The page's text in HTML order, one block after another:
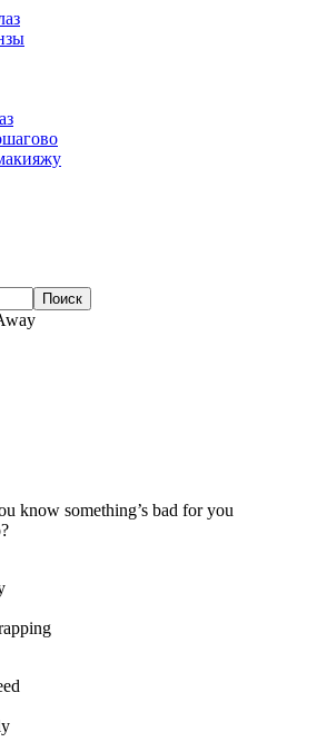
know something’s bad for you